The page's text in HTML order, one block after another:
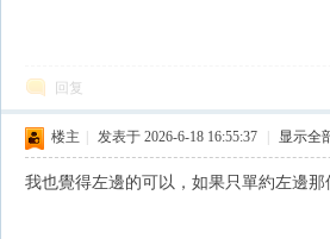
回复
楼主 发表于 2026-6-18 16:55:37 显示全
我也覺得左邊的可以，如果只單約左邊那